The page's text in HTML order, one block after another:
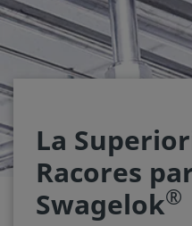
La
Racores
Swagelok®